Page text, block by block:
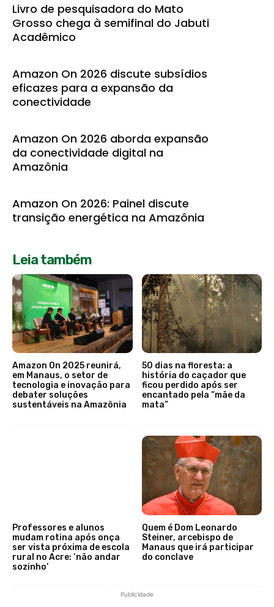
Livro de pesquisadora do Mato
Grosso chega à semifinal do Jabuti
Acadêmico
Amazon On 2026 discute subsídios
eficazes para a expansão da
conectividade
Amazon On 2026 aborda expansão
da conectividade digital na
Amazônia
Amazon On 2026: Painel discute
transição energética na Amazônia
Leia também
Amazon On 2025 reunirá,
em Manaus, o setor de
tecnologia e inovação para
debater soluções
sustentáveis na Amazônia
50 dias na floresta: a
história do caçador que
ficou perdido após ser
encantado pela “mãe da
mata”
Professores e alunos
mudam rotina após onça
ser vista próxima de escola
rural no Acre: ‘não andar
sozinho’
Quem é Dom Leonardo
Steiner, arcebispo de
Manaus que irá participar
do conclave
Publicidade